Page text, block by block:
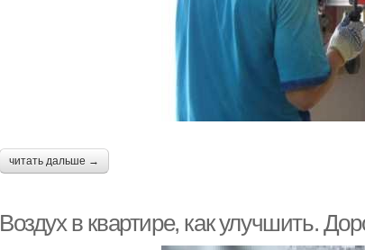
читать дальше →
Воздух в квартире, как улучшить.